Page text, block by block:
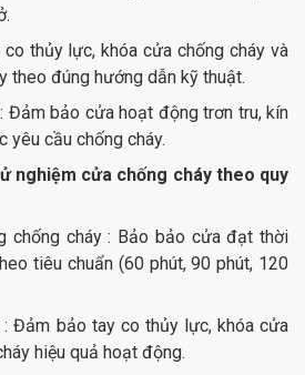
thủy lực, khóa cửa chống cháy và
theo đúng hướng dẫn kỹ thuật.
Đảm bảo cửa hoạt động trơn tru, kín
yêu cầu chống cháy.
nghiệm cửa chống cháy theo quy
chống cháy : Bảo bảo cửa đạt thời
tiêu chuẩn (60 phút, 90 phút, 120
: Đảm bảo tay co thủy lực, khóa cửa
hiệu quả hoạt động.